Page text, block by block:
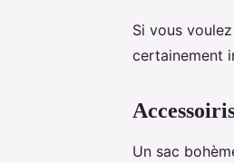
Si vous
certainement
Un sac